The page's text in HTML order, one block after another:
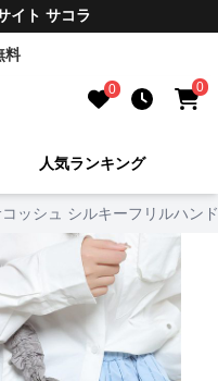
イト サコラ
料
0 0
人気ランキング
ッシュ シルキーフリルハン